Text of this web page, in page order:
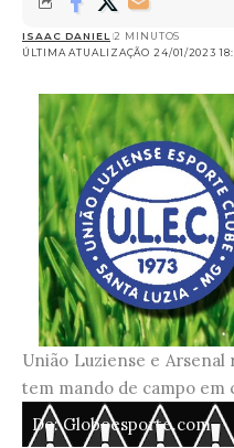
ÚLTIMA ATUALIZAÇÃO 24/01/2023
ISAAC DANIEL 2 MINUTOS
União Luziense e Arsenal
tem mando de campo em
De:Globoesporte.com